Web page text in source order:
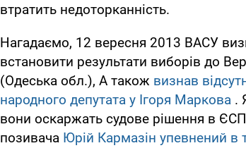
втратить недоторканність.
Нагадаємо, 12 вересня 2013 ВАСУ
встановити результати виборів до
(Одеська обл.), А також визнав
народного депутата у Ігоря Маркова .
вони оскаржать судове рішення в
позивача Юрій Кармазін упевнений